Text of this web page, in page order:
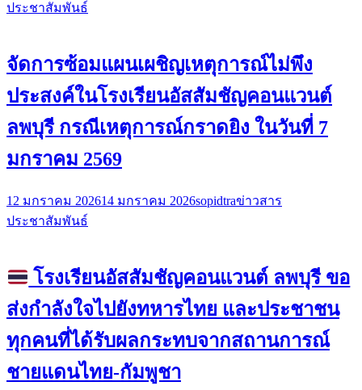
ประชาสัมพันธ์
จัดการซ้อมแผนเผชิญเหตุการณ์ไม่พึง
ประสงค์ในโรงเรียนอัสสัมชัญคอนแวนต์
ลพบุรี กรณีเหตุการณ์กราดยิง ในวันที่ 7
มกราคม 2569
12 มกราคม 202614 มกราคม 2026sopidtraข่าวสาร
ประชาสัมพันธ์
โรงเรียนอัสสัมชัญคอนแวนต์ ลพบุรี ขอ
ส่งกำลังใจไปยังทหารไทย และประชาชน
ทุกคนที่ได้รับผลกระทบจากสถานการณ์
ชายแดนไทย-กัมพูชา